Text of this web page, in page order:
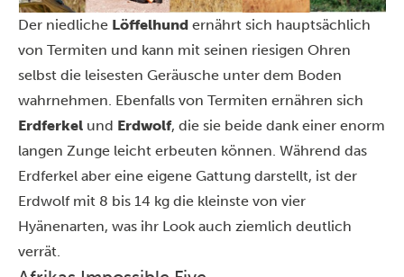
Der niedliche Löffelhund ernährt sich hauptsächlich
von Termiten und kann mit seinen riesigen Ohren
selbst die leisesten Geräusche unter dem Boden
wahrnehmen. Ebenfalls von Termiten ernähren sich
Erdferkel und Erdwolf, die sie beide dank einer enorm
langen Zunge leicht erbeuten können. Während das
Erdferkel aber eine eigene Gattung darstellt, ist der
Erdwolf mit 8 bis 14 kg die kleinste von vier
Hyänenarten, was ihr Look auch ziemlich deutlich
verrät.